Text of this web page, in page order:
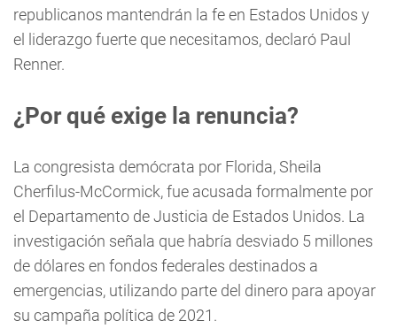
republicanos mantendrán la fe en Estados Unidos y
el liderazgo fuerte que necesitamos, declaró Paul
Renner.
¿Por qué exige la renuncia?
La congresista demócrata por Florida, Sheila
Cherfilus-McCormick, fue acusada formalmente por
el Departamento de Justicia de Estados Unidos. La
investigación señala que habría desviado 5 millones
de dólares en fondos federales destinados a
emergencias, utilizando parte del dinero para apoyar
su campaña política de 2021.